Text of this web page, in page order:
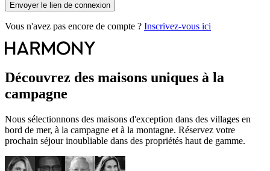
Envoyer le lien de connexion
Vous n'avez pas encore de compte ? Inscrivez-vous ici
Découvrez des maisons uniques à la
campagne
Nous sélectionnons des maisons d'exception dans des villages en
bord de mer, à la campagne et à la montagne. Réservez votre
prochain séjour inoubliable dans des propriétés haut de gamme.